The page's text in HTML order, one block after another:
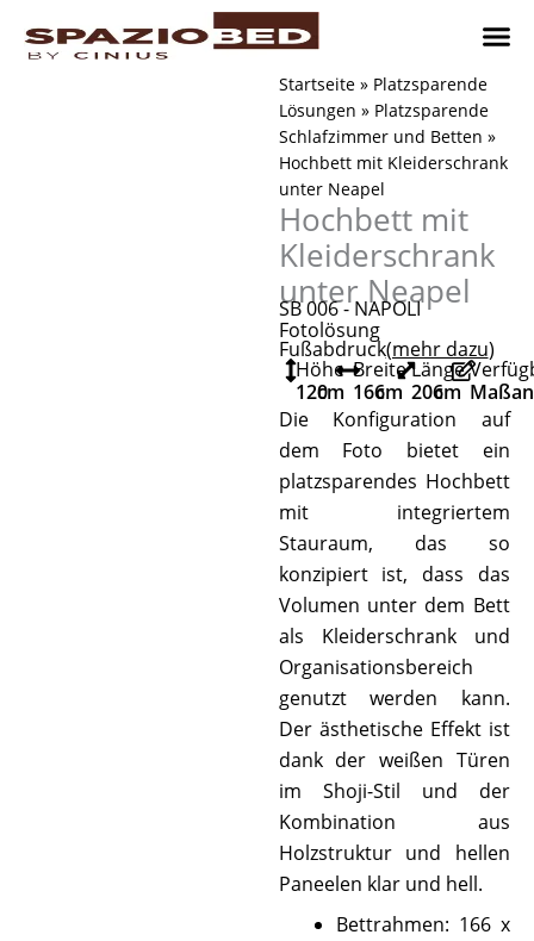
Inhalt
Startseite» Platzsparende
Lösungen » Platzsparende
Schlafzimmer und Betten »
Hochbett mit Kleiderschrank
unter Neapel
Hochbett mit
Kleiderschrank
unter Neapel
SB 006 - NAPOLI
Fotolösung
Fußabdruck(mehr dazu)
Höhe
120cm
Breite
166cm
Länge
206cm
Die Konfiguration auf
dem Foto bietet ein
platzsparendes Hochbett
mit integriertem
Stauraum, das so
konzipiert ist, dass das
Volumen unter dem Bett
als Kleiderschrank und
Organisationsbereich
genutzt werden kann.
Der ästhetische Effekt ist
dank der weißen Türen
im Shoji-Stil und der
Kombination aus
Holzstruktur und hellen
Paneelen klar und hell.
Bettrahmen: 166 x